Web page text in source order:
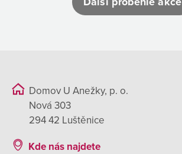
Domov U Anežky, p. o.
Nová 303
294 42 Luštěnice
Kde nás najdete